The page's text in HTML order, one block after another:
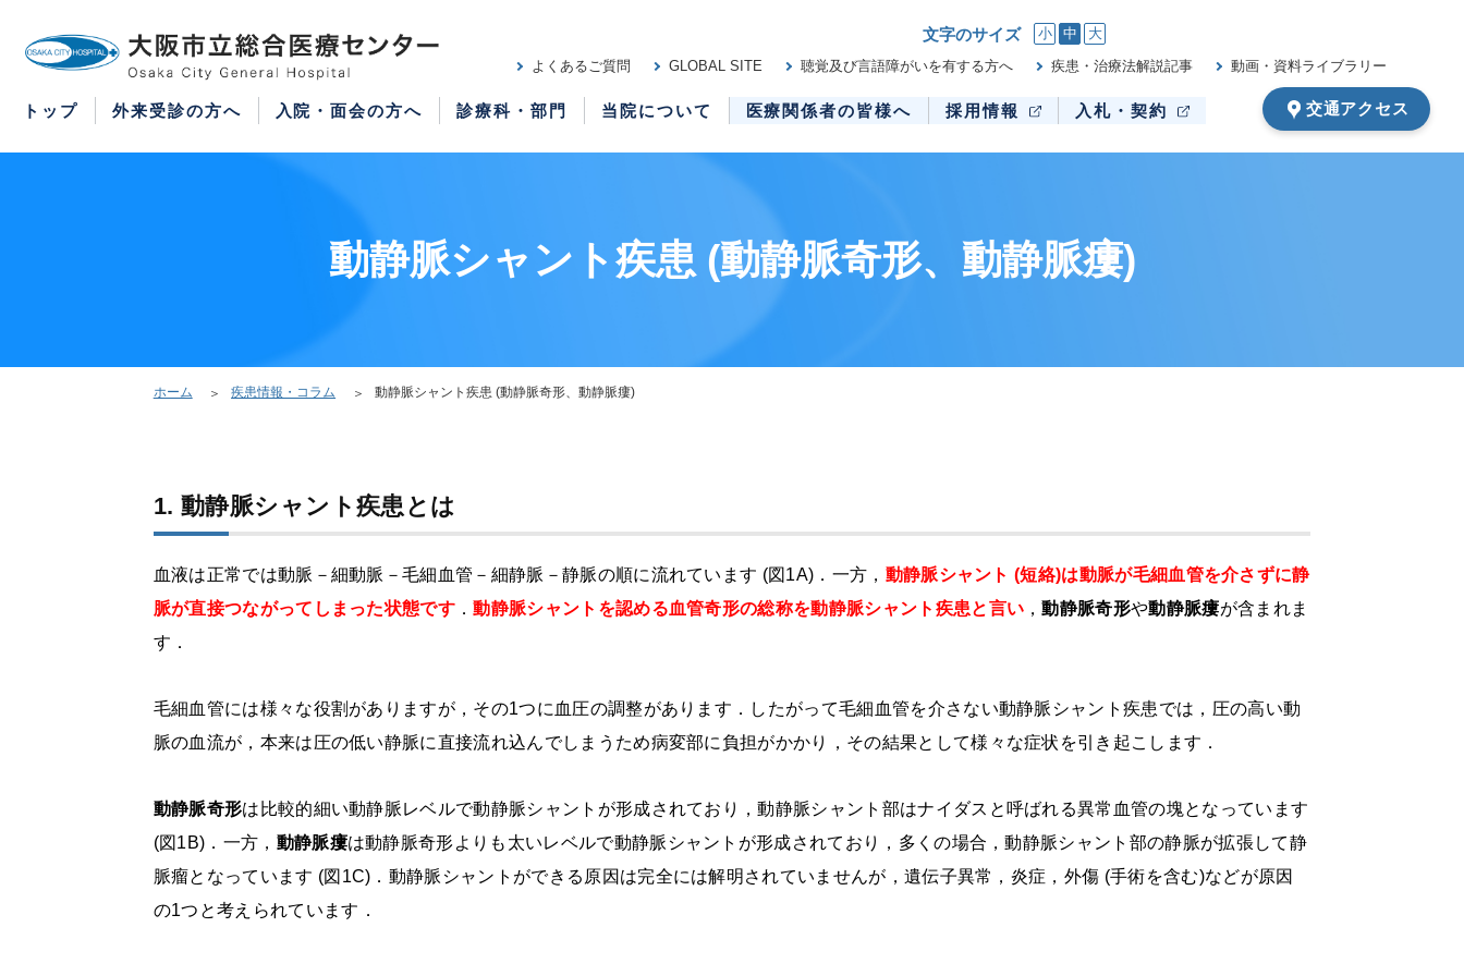
文字のサイズ 小 中 大
交通アクセス
トップ 外来受診の方へ 入院・面会の方へ 診療科・部門 当院について 医療関係者の皆様へ 採用情報 入札・契約
よくあるご質問 GLOBAL SITE 聴覚及び言語障がいを有する方へ 疾患・治療法解説記事 動画・資料ライブラリー
動静脈シャント疾患 (動静脈奇形、動静脈瘻)
ホーム 疾患情報・コラム 動静脈シャント疾患 (動静脈奇形、動静脈瘻)
1. 動静脈シャント疾患とは
血液は正常では動脈－細動脈－毛細血管－細静脈－静脈の順に流れています (図1A)．一方， 動静脈シャント (短絡)は動脈が毛細血管を介さずに静
脈が直接つながってしまった状態です ．動静脈シャントを認める血管奇形の総称を動静脈シャント疾患と言い ，動静脈奇形や動静脈瘻が含まれま
す．
毛細血管には様々な役割がありますが，その1つに血圧の調整があります．したがって毛細血管を介さない動静脈シャント疾患では，圧の高い動
脈の血流が，本来は圧の低い静脈に直接流れ込んでしまうため病変部に負担がかかり，その結果として様々な症状を引き起こします．
動静脈奇形は比較的細い動静脈レベルで動静脈シャントが形成されており，動静脈シャント部はナイダスと呼ばれる異常血管の塊となっています
(図 1B) ．一方， 動静脈瘻は動静脈奇形よりも太いレベルで動静脈シャントが形成されており，多くの場合，動静脈シャント部の静脈が拡張して静
脈瘤となっています (図 1C) ．動静脈シャントができる原因は完全には解明されていませんが，遺伝子異常，炎症，外傷 (手術を含む)などが原因
の1つと考えられています．
紹介状をお持ちの方はこちら
再診の予約変更はこちら